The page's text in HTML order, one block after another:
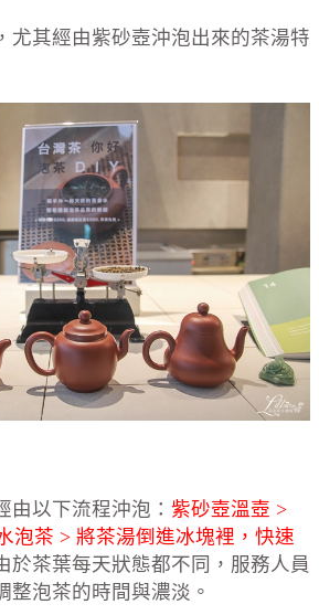
尤其經由紫砂壺沖泡出來的茶湯特
由以下流程沖泡： 紫砂壺溫壺 >
泡茶 > 將茶湯倒進冰塊裡，快速
於茶葉每天狀態都不同，服務人員
整泡茶的時間與濃淡。